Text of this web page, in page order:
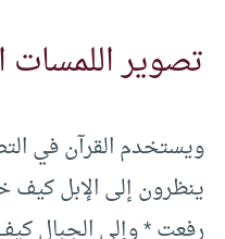
تصوير اللمسات
ويستخدم القرآن في
ينظرون إلى الإبل
رفعت * وإلى الجبال